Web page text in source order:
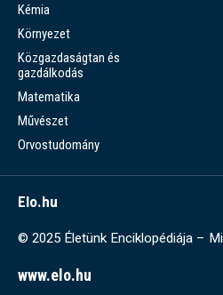
Kémia
Környezet
Közgazdaságtan és
gazdálkodás
Matematika
Művészet
Orvostudomány
Elo.hu
© 2025 Életünk Enciklopédiája –
www.elo.hu